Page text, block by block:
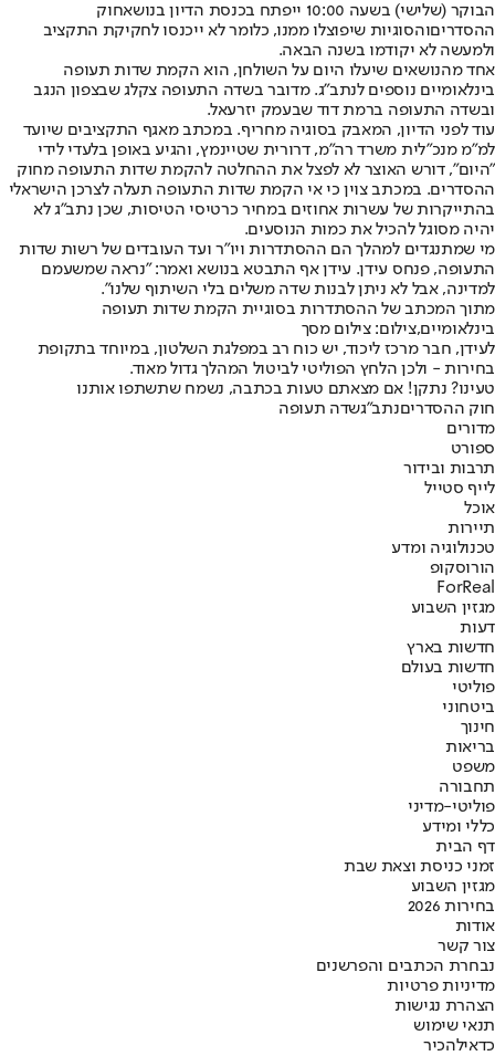
הבוקר (שלישי) בשעה 10:00 ייפתח בכנסת הדיון בנושא
חוק
ההסדריםוהסוגיות שיפוצלו ממנו, כלומר לא ייכנסו לחקיקת התקציב
ולמעשה לא יקודמו בשנה הבאה.
אחד מהנושאים שיעלו היום על השולחן, הוא הקמת שדות תעופה
בינלאומיים נוספים לנתב״ג. מדובר בשדה התעופה צקלג שבצפון הנגב
ובשדה התעופה ברמת דוד שבעמק יזרעאל.
עוד לפני הדיון, המאבק בסוגיה מחריף. במכתב מאגף התקציבים שיועד
למ״מ מנכ״לית משרד רה״מ, דרורית שטיינמץ, והגיע באופן בלעדי לידי
"היום", דורש האוצר לא לפצל את ההחלטה להקמת שדות התעופה מחוק
ההסדרים. במכתב צוין כי אי הקמת שדות התעופה תעלה לצרכן הישראלי
בהתייקרות של עשרות אחוזים במחיר כרטיסי הטיסות, שכן נתב"ג לא
יהיה מסוגל להכיל את כמות הנוסעים.
מי שמתנגדים למהלך הם ההסתדרות ויו״ר ועד העובדים של רשות שדות
התעופה, פנחס עידן. עידן אף התבטא בנושא ואמר: "נראה שמשעמם
למדינה, אבל לא ניתן לבנות שדה משלים בלי השיתוף שלנו".
מתוך המכתב של ההסתדרות בסוגיית הקמת שדות תעופה
בינלאומיים,צילום: צילום מסך
לעידן, חבר מרכז ליכוד, יש כוח רב במפלגת השלטון, במיוחד בתקופת
בחירות - ולכן הלחץ הפוליטי לביטול המהלך גדול מאוד.
טעינו? נתקן! אם מצאתם טעות בכתבה, נשמח שתשתפו אותנו
חוק ההסדריםנתב"גשדה תעופה
מדורים
ספורט
תרבות ובידור
לייף סטייל
אוכל
תיירות
טכנולוגיה ומדע
הורוסקופ
ForReal
מגזין השבוע
דעות
חדשות בארץ
חדשות בעולם
פוליטי
ביטחוני
חינוך
בריאות
משפט
תחבורה
פוליטי-מדיני
כללי ומידע
דף הבית
זמני כניסת וצאת שבת
מגזין השבוע
בחירות 2026
אודות
צור קשר
נבחרת הכתבים והפרשנים
מדיניות פרטיות
הצהרת נגישות
תנאי שימוש
כדאילהכיר